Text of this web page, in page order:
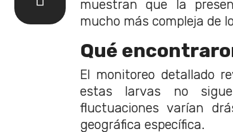
muestran que la
mucho más compleja de
Qué
El monitoreo detallado
estas larvas no
fluctuaciones varían
geográfica específica.